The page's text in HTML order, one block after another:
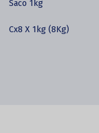
Saco 1kg
Cx8 X 1kg (8Kg)